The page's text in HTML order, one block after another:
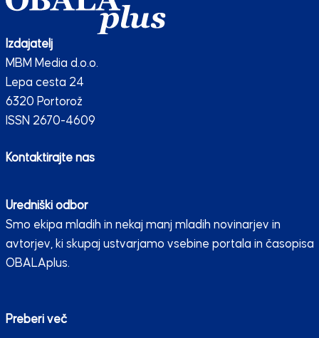
Izdajatelj
MBM Media d.o.o.
Lepa cesta 24
6320 Portorož
ISSN 2670-4609
Kontaktirajte nas
Uredniški odbor
Smo ekipa mladih in nekaj manj mladih novinarjev in
avtorjev, ki skupaj ustvarjamo vsebine portala in časopisa
OBALAplus.
Preberi več